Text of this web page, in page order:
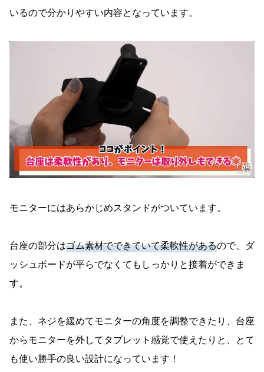
いるので分かりやすい内容となっています。
モニターにはあらかじめスタンドがついています。
台座の部分はゴム素材でできていて柔軟性があるので、ダ
ッシュボードが平らでなくてもしっかりと接着ができま
す。
また、ネジを緩めてモニターの角度を調整できたり、台座
からモニターを外してタブレット感覚で使えたりと、とて
も使い勝手の良い設計になっています！